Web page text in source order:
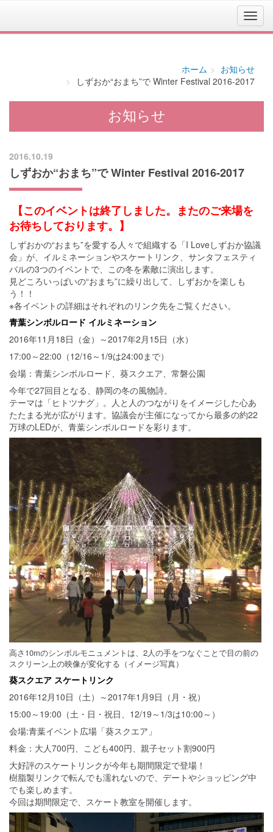
ホーム
お知らせ
しずおか“おまち”で Winter Festival 2016-2017
お知らせ
2016.10.19
しずおか“おまち”で Winter Festival 2016-2017
【このイベントは終了しました。またのご来場を
お待ちしております。】
しずおかの“おまち”を愛する人々で組織する「I Loveしずおか協議
会」が、イルミネーションやスケートリンク、サンタフェスティ
バルの3つのイベントで、この冬を素敵に演出します。
見どころいっぱいの“おまち”に繰り出して、しずおかを楽しも
う！！
※各イベントの詳細はそれぞれのリンク先をご覧ください。
青葉シンボルロード イルミネーション
2016年11月18日（金）～2017年2月15日（水）
17:00～22:00（12/16～1/9は24:00まで）
会場：青葉シンボルロード、葵スクエア、常磐公園
今年で27回目となる、静岡の冬の風物詩。
テーマは「ヒトツナグ」。人と人のつながりをイメージした心あ
たたまる光が広がります。協議会が主催になってから最多の約22
万球のLEDが、青葉シンボルロードを彩ります。
高さ10mのシンボルモニュメントは、2人の手をつなぐことで目の前の
スクリーン上の映像が変化する（イメージ写真）
葵スクエア スケートリンク
2016年12月10日（土）～2017年1月9日（月・祝）
15:00～19:00（土・日・祝日、12/19～1/3は10:00～）
会場:青葉イベント広場「葵スクエア」
料金：大人700円、こども400円、親子セット割900円
大好評のスケートリンクが今年も期間限定で登場！
樹脂製リンクで転んでも濡れないので、デートやショッピング中
でも楽しめます。
今回は期間限定で、スケート教室を開催します。